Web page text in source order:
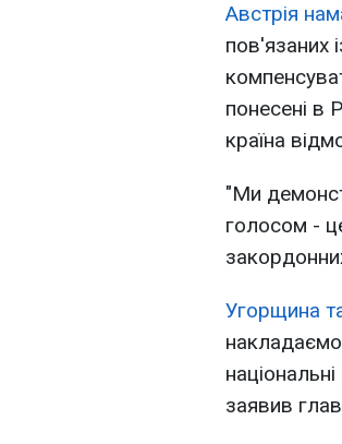
Австрія
пов'язаних
понесені в
країна
"Ми
голосом -
Угорщина
заявив